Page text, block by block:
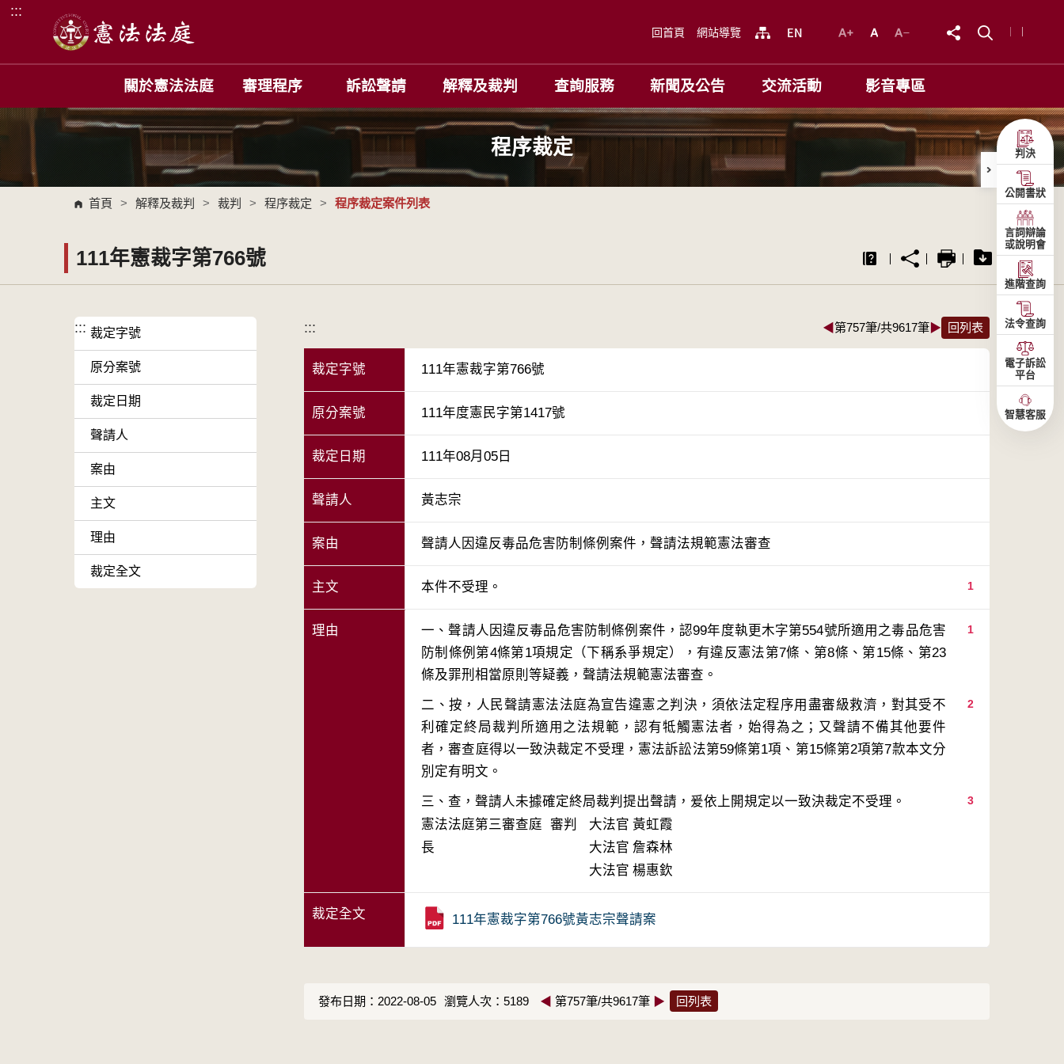
跳到主要內容區塊
:::
回首頁 網站導覽
關於憲法法庭 審理程序 訴訟聲請 解釋及裁判 查詢服務 新聞及公告 交流活動 影音專區
程序裁定
首頁 > 解釋及裁判 > 裁判 > 程序裁定 > 程序裁定案件列表
111年憲裁字第766號
::: 裁定字號
原分案號
裁定日期
聲請人
案由
主文
理由
裁定全文
::: ◀第757筆/共9617筆▶ 回列表
裁定字號 111年憲裁字第766號
原分案號 111年度憲民字第1417號
裁定日期 111年08月05日
聲請人 黃志宗
案由 聲請人因違反毒品危害防制條例案件，聲請法規範憲法審查
主文 1
本件不受理。
理由 1
一、聲請人因違反毒品危害防制條例案件，認99年度執更木字第554號所適用之毒品危害
防制條例第4條第1項規定（下稱系爭規定），有違反憲法第7條、第8條、第15條、第23
2
二、按，人民聲請憲法法庭為宣告違憲之判決，須依法定程序用盡審級救濟，對其受不
利確定終局裁判所適用之法規範，認有牴觸憲法者，始得為之；又聲請不備其他要件
者，審查庭得以一致決裁定不受理，憲法訴訟法第59條第1項、第15條第2項第7款本文分
3
三、查，聲請人未據確定終局裁判提出聲請，爰依上開規定以一致決裁定不受理。
憲法法庭第三審查庭 審判
長
大法官 黃虹霞
大法官 詹森林
大法官 楊惠欽
裁定全文 111年憲裁字第766號黃志宗聲請案
發布日期：2022-08-05 瀏覽人次：5189 ◀ 第757筆/共9617筆 ▶ 回列表
判決
公開書狀
言詞辯論
或說明會
進階查詢
法令查詢
電子訴訟
平台
智慧客服